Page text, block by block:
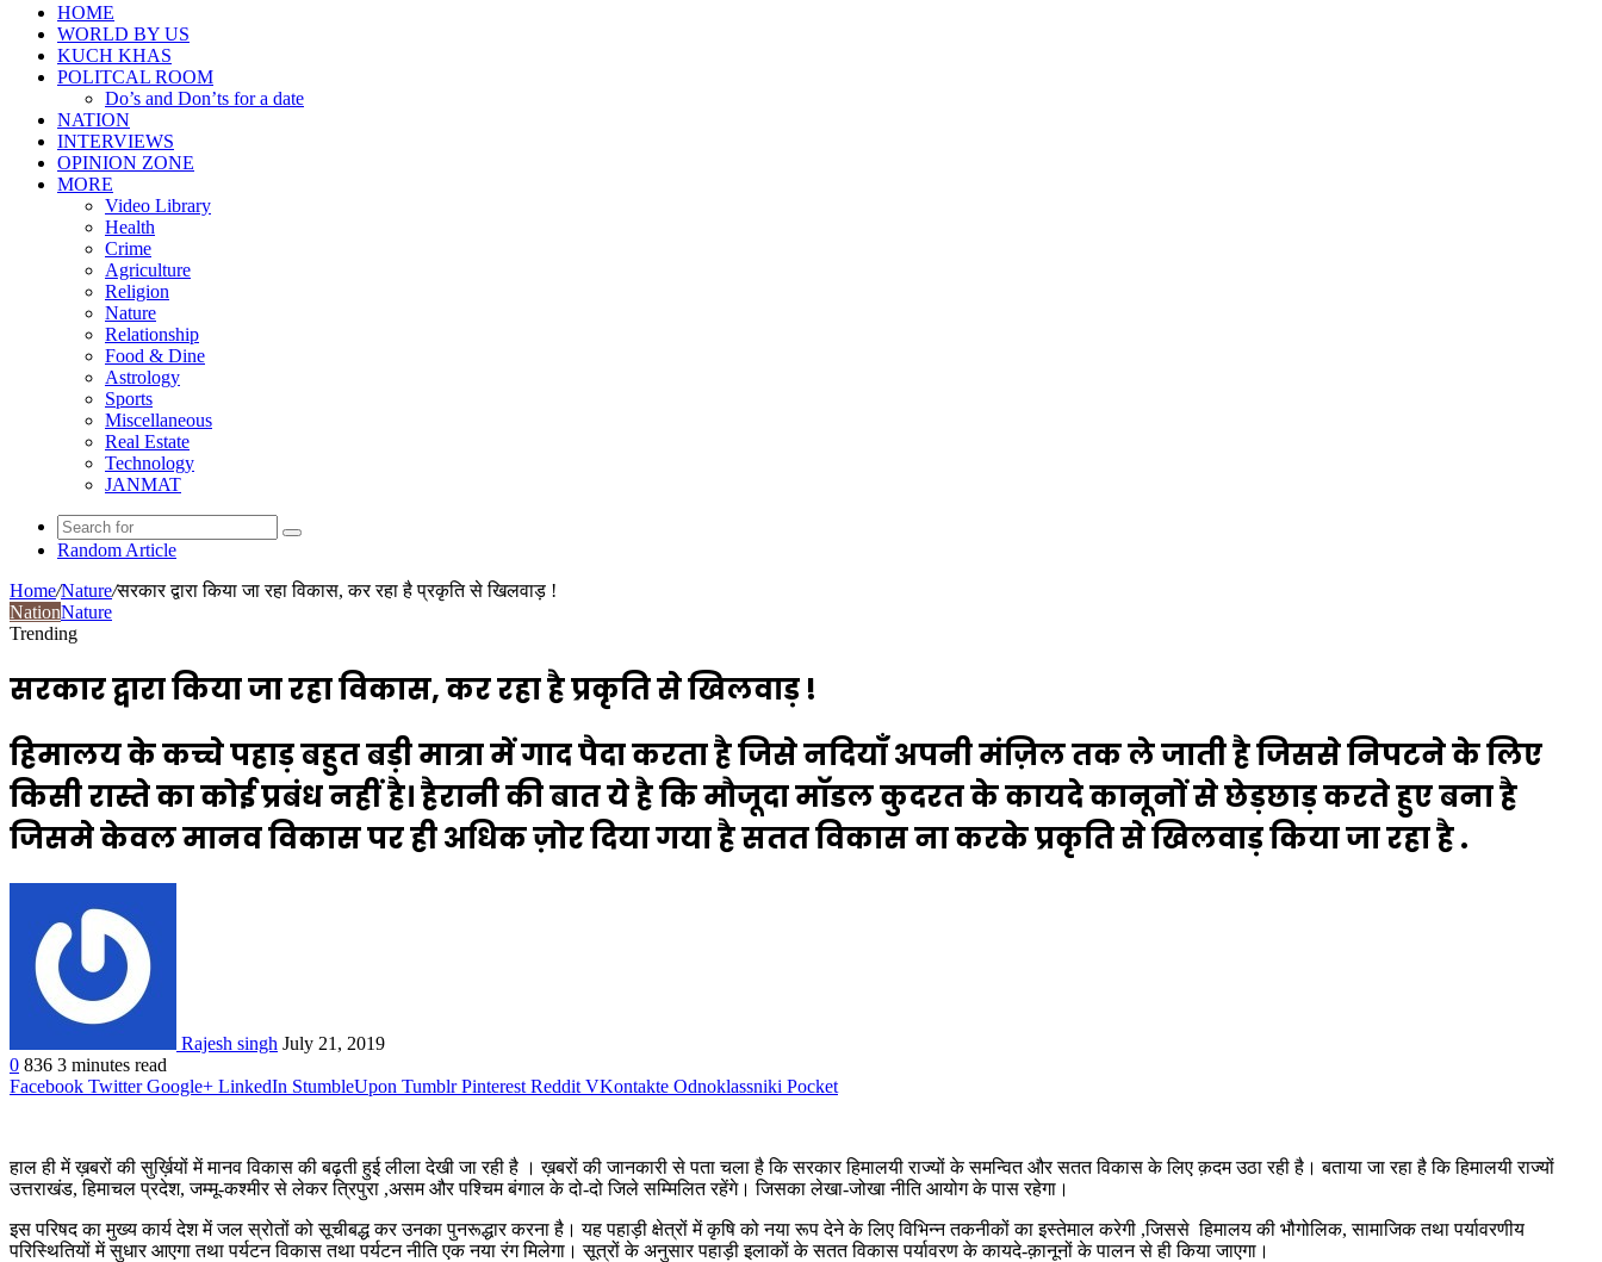
HOME
WORLD BY US
KUCH KHAS
POLITCAL ROOM
Do’s and Don’ts for a date
NATION
INTERVIEWS
OPINION ZONE
MORE
Video Library
Health
Crime
Agriculture
Religion
Nature
Relationship
Food & Dine
Astrology
Sports
Miscellaneous
Real Estate
Technology
JANMAT
Random Article
Home/Nature/सरकार द्वारा किया जा रहा विकास, कर रहा है प्रकृति से खिलवाड़ !
NationNature
Trending
सरकार द्वारा किया जा रहा विकास, कर रहा है प्रकृति से खिलवाड़ !
हिमालय के कच्चे पहाड़ बहुत बड़ी मात्रा में गाद पैदा करता है जिसे नदियाँ अपनी मंज़िल तक ले जाती है जिससे निपटने के लिए
किसी रास्ते का कोई प्रबंध नहीं है। हैरानी की बात ये है कि मौजूदा माॅडल कुदरत के कायदे कानूनों से छेड़छाड़ करते हुए बना है
जिसमे केवल मानव विकास पर ही अधिक ज़ोर दिया गया है सतत विकास ना करके प्रकृति से खिलवाड़ किया जा रहा है .
Rajesh singh July 21, 2019
0 836 3 minutes read
Facebook Twitter Google+ LinkedIn StumbleUpon Tumblr Pinterest Reddit VKontakte Odnoklassniki Pocket
हाल ही में ख़बरों की सुर्ख़ियों में मानव विकास की बढ़ती हुई लीला देखी जा रही है । ख़बरों की जानकारी से पता चला है कि सरकार हिमालयी राज्यों के समन्वित और सतत विकास के लिए क़दम उठा रही है। बताया जा रहा है कि हिमालयी राज्यों
उत्तराखंड, हिमाचल प्रदेश, जम्मू-कश्मीर से लेकर त्रिपुरा ,असम और पश्चिम बंगाल के दो-दो जिले सम्मिलित रहेंगे। जिसका लेखा-जोखा नीति आयोग के पास रहेगा।
इस परिषद का मुख्य कार्य देश में जल स्रोतों को सूचीबद्ध कर उनका पुनरूद्धार करना है। यह पहाड़ी क्षेत्रों में कृषि को नया रूप देने के लिए विभिन्न तकनीकों का इस्तेमाल करेगी ,जिससे हिमालय की भौगोलिक, सामाजिक तथा पर्यावरणीय
परिस्थितियों में सुधार आएगा तथा पर्यटन विकास तथा पर्यटन नीति एक नया रंग मिलेगा। सूत्रों के अनुसार पहाड़ी इलाकों के सतत विकास पर्यावरण के कायदे-क़ानूनों के पालन से ही किया जाएगा।